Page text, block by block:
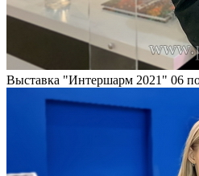
Выставка "Интершарм 2021" 06